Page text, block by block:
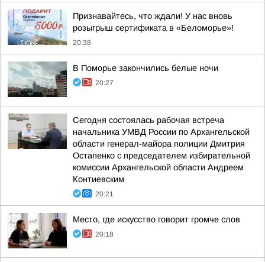
Признавайтесь, что ждали! У нас вновь
розыгрыш сертификата в «Беломорье»!
20:38
В Поморье закончились белые ночи
20:27
Сегодня состоялась рабочая встреча
начальника УМВД России по Архангельской
области генерал-майора полиции Дмитрия
Остапенко с председателем избирательной
комиссии Архангельской области Андреем
Контиевским
20:21
Место, где искусство говорит громче слов
20:18